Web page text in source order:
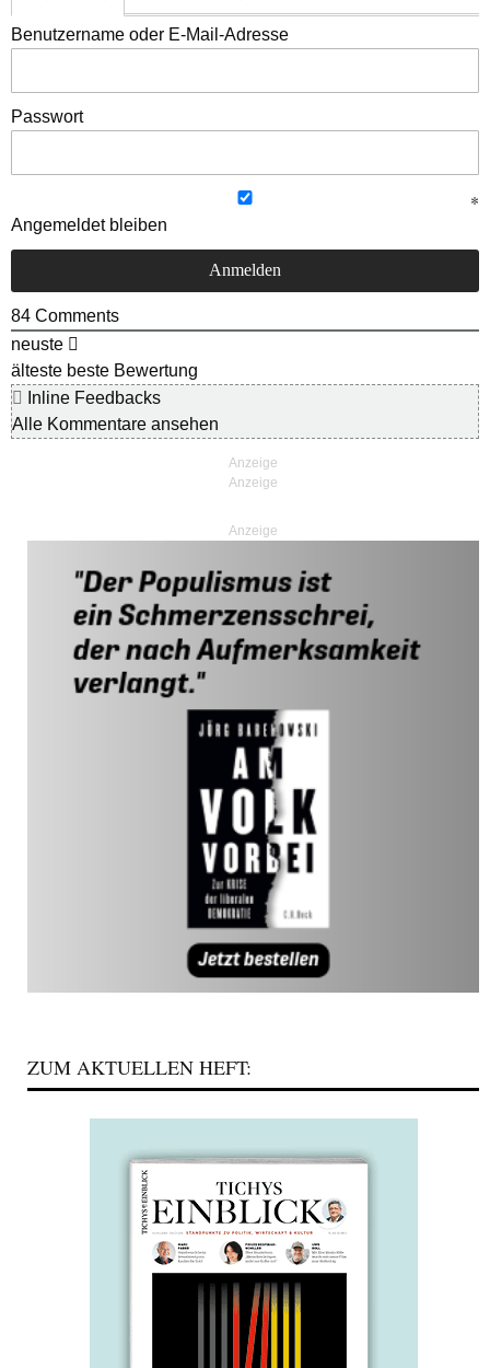
Benutzername oder E-Mail-Adresse
Passwort
Angemeldet bleiben
84 Comments
neuste
älteste beste Bewertung
Inline Feedbacks
Alle Kommentare ansehen
Anzeige
ZUM AKTUELLEN HEFT: